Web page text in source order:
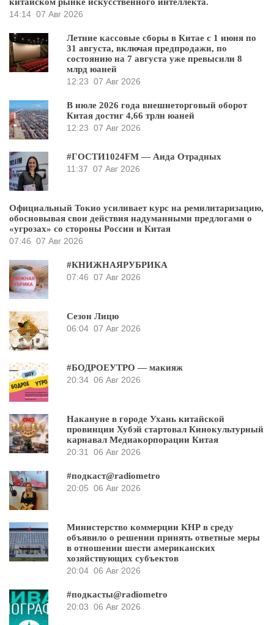
14:14 07 Авг 2026
Летние кассовые сборы в Китае с 1 июня по
31 августа, включая предпродажи, по
состоянию на 7 августа уже превысили 8
млрд юаней
12:23 07 Авг 2026
В июле 2026 года внешнеторговый оборот
Китая достиг 4,66 трлн юаней
12:23 07 Авг 2026
#ГОСТИ1024FM — Аида Отрадных
11:37 07 Авг 2026
Официальный Токио усиливает курс на ремилитаризацию,
обосновывая свои действия надуманными предлогами о
«угрозах» со стороны России и Китая
07:46 07 Авг 2026
#КНИЖНАЯРУБРИКА
07:46 07 Авг 2026
Сезон Лицю
06:04 07 Авг 2026
#БОДРОЕУТРО — макияж
20:34 06 Авг 2026
Накануне в городе Ухань китайской
провинции Хубэй стартовал Кинокультурный
карнавал Медиакорпорации Китая
20:31
06 Авг 2026
#подкаст@radiometro
20:05 06 Авг 2026
Министерство коммерции КНР в среду
объявило о решении принять ответные меры
в отношении шести американских
хозяйствующих субъектов
20:04 06 Авг 2026
#подкасты@radiometro
20:03 06 Авг 2026